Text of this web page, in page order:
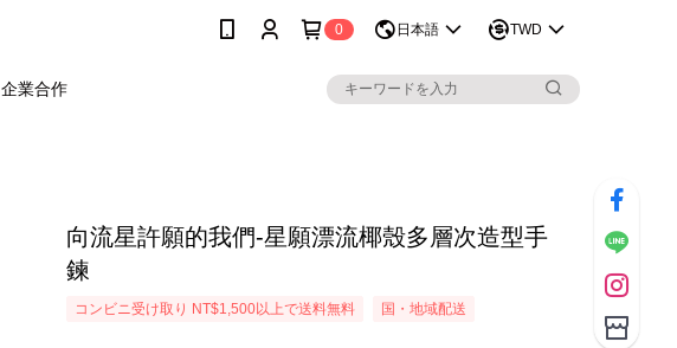
0 日本語 TWD
企業合作
向流星許願的我們-星願漂流椰殼多層次造型手
鍊
コンビニ受け取り NT$1,500以上で送料無料 国・地域配送